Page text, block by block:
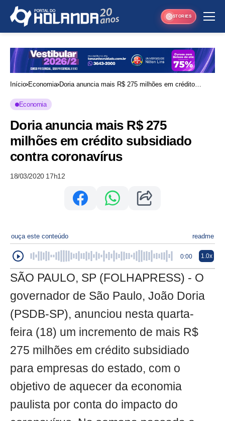
STORIES
Início Economia Doria anuncia mais R$ 275 milhões em crédito
Economia
Doria anuncia mais R$ 275
milhões em crédito subsidiado
contra coronavírus
18/03/2020 17h12
ouça este conteúdo readme
0:00 1.0x
SÃO PAULO, SP (FOLHAPRESS) - O
governador de São Paulo, João Doria
(PSDB-SP), anunciou nesta quarta-
feira (18) um incremento de mais R$
275 milhões em crédito subsidiado
para empresas do estado, com o
objetivo de aquecer da economia
paulista por conta do impacto do